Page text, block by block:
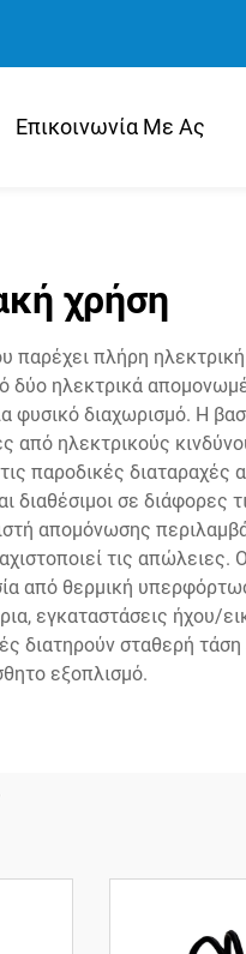
Επικοινωνία Με Ας
χρήση
παρέχει πλήρη
δύο ηλεκτρικά
διαχωρισμό. Η
από ηλεκτρικούς
παροδικές διαταραχές
σε διάφορες
απομόνωσης
τις απώλειες.
από θερμική
εγκαταστάσεις ήχου/
διατηρούν σταθερή
εξοπλισμό.